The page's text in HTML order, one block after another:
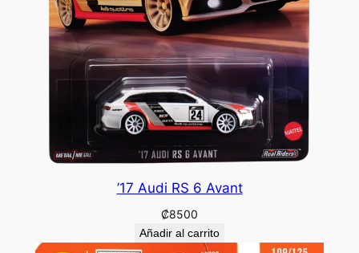
’17 Audi RS 6 Avant
₡8500
Añadir al carrito